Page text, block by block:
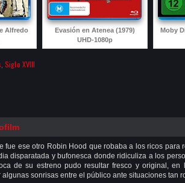
Alfredo
Evasión en Atenea (1979)
UHD-1080p
Moby
,Siglo XVIII
fue ese otro Robin Hood que robaba a los ricos
disparatada y bufonesca donde ridiculiza a los
de su estreno pudo resultar fresco y original, en
algunas sonrisas entre el público ante situaciones tan